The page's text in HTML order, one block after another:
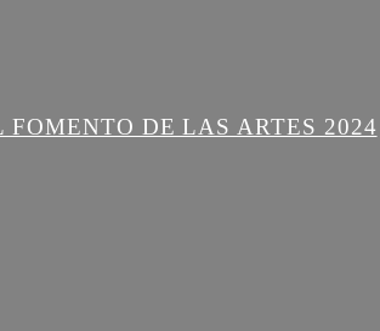
DE LAS ARTES 2024